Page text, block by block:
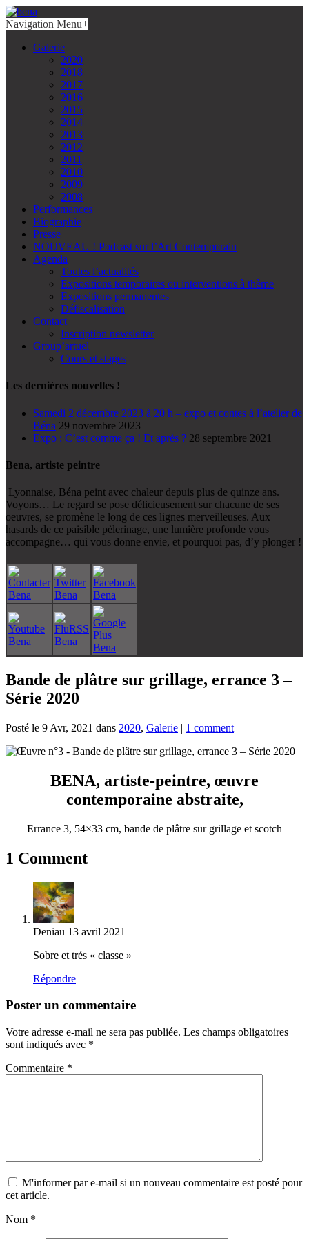
Navigation Menu+
Galerie
2020
2018
2017
2016
2015
2014
2013
2012
2011
2010
2009
2008
Performances
Biographie
Presse
NOUVEAU ! Podcast sur l’Art Contemporain
Agenda
Toutes l’actualités
Expositions temporaires ou interventions à thème
Expositions permanentes
Défiscalisation
Contact
Inscription newsletter
Group’artuel
Cours et stages
Les dernières nouvelles !
Samedi 2 décembre 2023 à 20 h – expo et contes à l’atelier de
Béna 29 novembre 2023
Expo : C’est comme ça ! Et après ? 28 septembre 2021
Bena, artiste peintre
Lyonnaise, Béna peint avec chaleur depuis plus de quinze ans.
Voyons… Le regard se pose délicieusement sur chacune de ses
oeuvres, se promène le long de ces lignes merveilleuses. Aux
hasards de ce paisible pèlerinage, une lumière profonde vous
accompagne… qui vous donne envie, et pourquoi pas, d’y plonger !
Bande de plâtre sur grillage, errance 3 –
Série 2020
Posté le 9 Avr, 2021 dans 2020, Galerie | 1 comment
BENA, artiste-peintre, œuvre
contemporaine abstraite,
Errance 3, 54×33 cm, bande de plâtre sur grillage et scotch
1 Comment
Deniau 13 avril 2021
Sobre et trés « classe »
Répondre
Poster un commentaire
Votre adresse e-mail ne sera pas publiée. Les champs obligatoires
sont indiqués avec *
Commentaire *
M'informer par e-mail si un nouveau commentaire est posté pour
cet article.
Nom *